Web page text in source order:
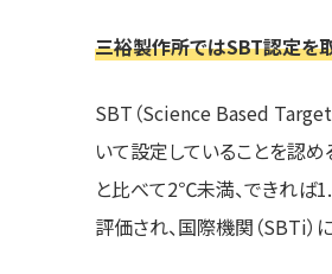
三裕製作所ではSBT認定を取
SBT（Science Based
いて設定していることを認
と比べて2℃未満、できれば
評価され、国際機関（SBTi）